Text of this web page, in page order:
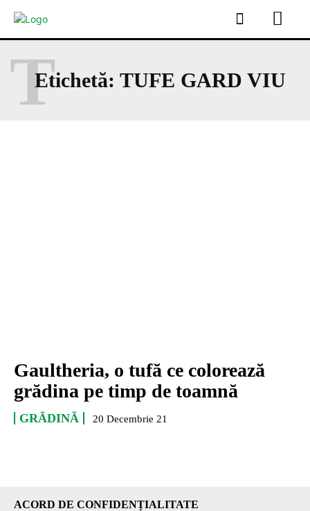
Etichetă: TUFE GARD VIU
T
Gaultheria, o tufă ce colorează
grădina pe timp de toamnă
GRĂDINĂ 20 Decembrie 21
ACORD DE CONFIDENȚIALITATE